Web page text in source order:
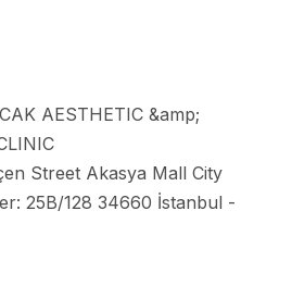
AESTHETIC &amp;
Street Akasya Mall City
25B/128 34660 İstanbul -